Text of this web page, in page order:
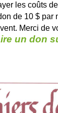
les coûts
de 10 $ par
Merci de
un don